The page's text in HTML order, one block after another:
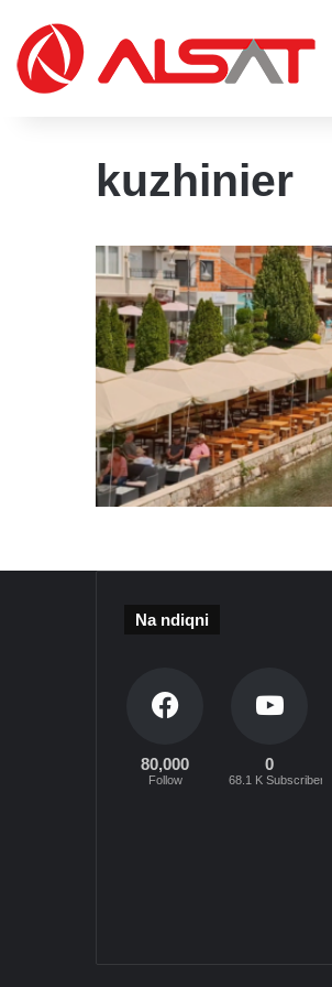
kuzhinier
Na ndiqni
80,000
Follow
0
68.1 K Subscribers